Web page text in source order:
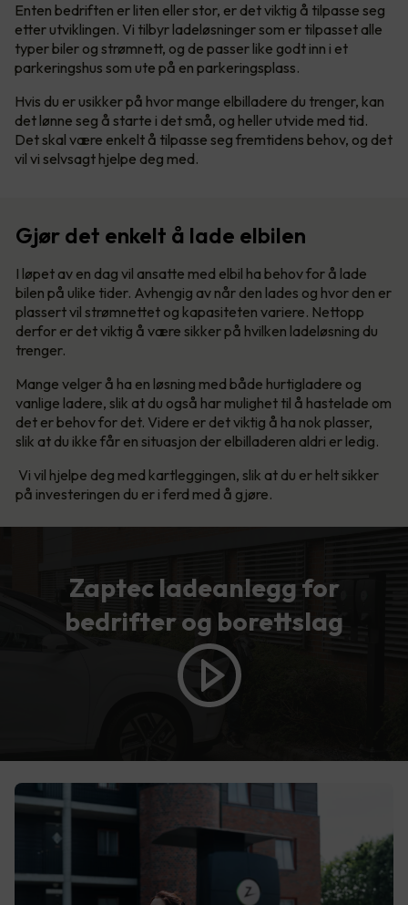
Enten bedriften er liten eller stor, er det viktig å tilpasse seg
etter utviklingen. Vi tilbyr ladeløsninger som er tilpasset alle
typer biler og strømnett, og de passer like godt inn i et
parkeringshus som ute på en parkeringsplass.
Hvis du er usikker på hvor mange elbilladere du trenger, kan
det lønne seg å starte i det små, og heller utvide med tid.
Det skal være enkelt å tilpasse seg fremtidens behov, og det
vil vi selvsagt hjelpe deg med.
Gjør det enkelt å lade elbilen
I løpet av en dag vil ansatte med elbil ha behov for å lade
bilen på ulike tider. Avhengig av når den lades og hvor den er
plassert vil strømnettet og kapasiteten variere. Nettopp
derfor er det viktig å være sikker på hvilken ladeløsning du
trenger.
Mange velger å ha en løsning med både hurtigladere og
vanlige ladere, slik at du også har mulighet til å hastelade om
det er behov for det. Videre er det viktig å ha nok plasser,
slik at du ikke får en situasjon der elbilladeren aldri er ledig.
Vi vil hjelpe deg med kartleggingen, slik at du er helt sikker
på investeringen du er i ferd med å gjøre.
Zaptec ladeanlegg for
bedrifter og borettslag